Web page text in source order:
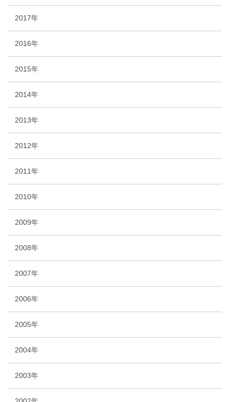
2017年
2016年
2015年
2014年
2013年
2012年
2011年
2010年
2009年
2008年
2007年
2006年
2005年
2004年
2003年